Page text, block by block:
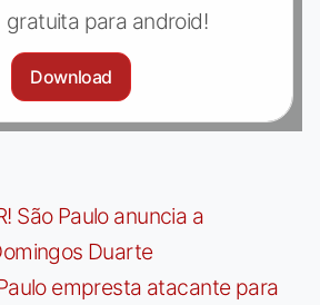
gratuita para android!
Download
São Paulo anuncia a
Duarte
empresta atacante para